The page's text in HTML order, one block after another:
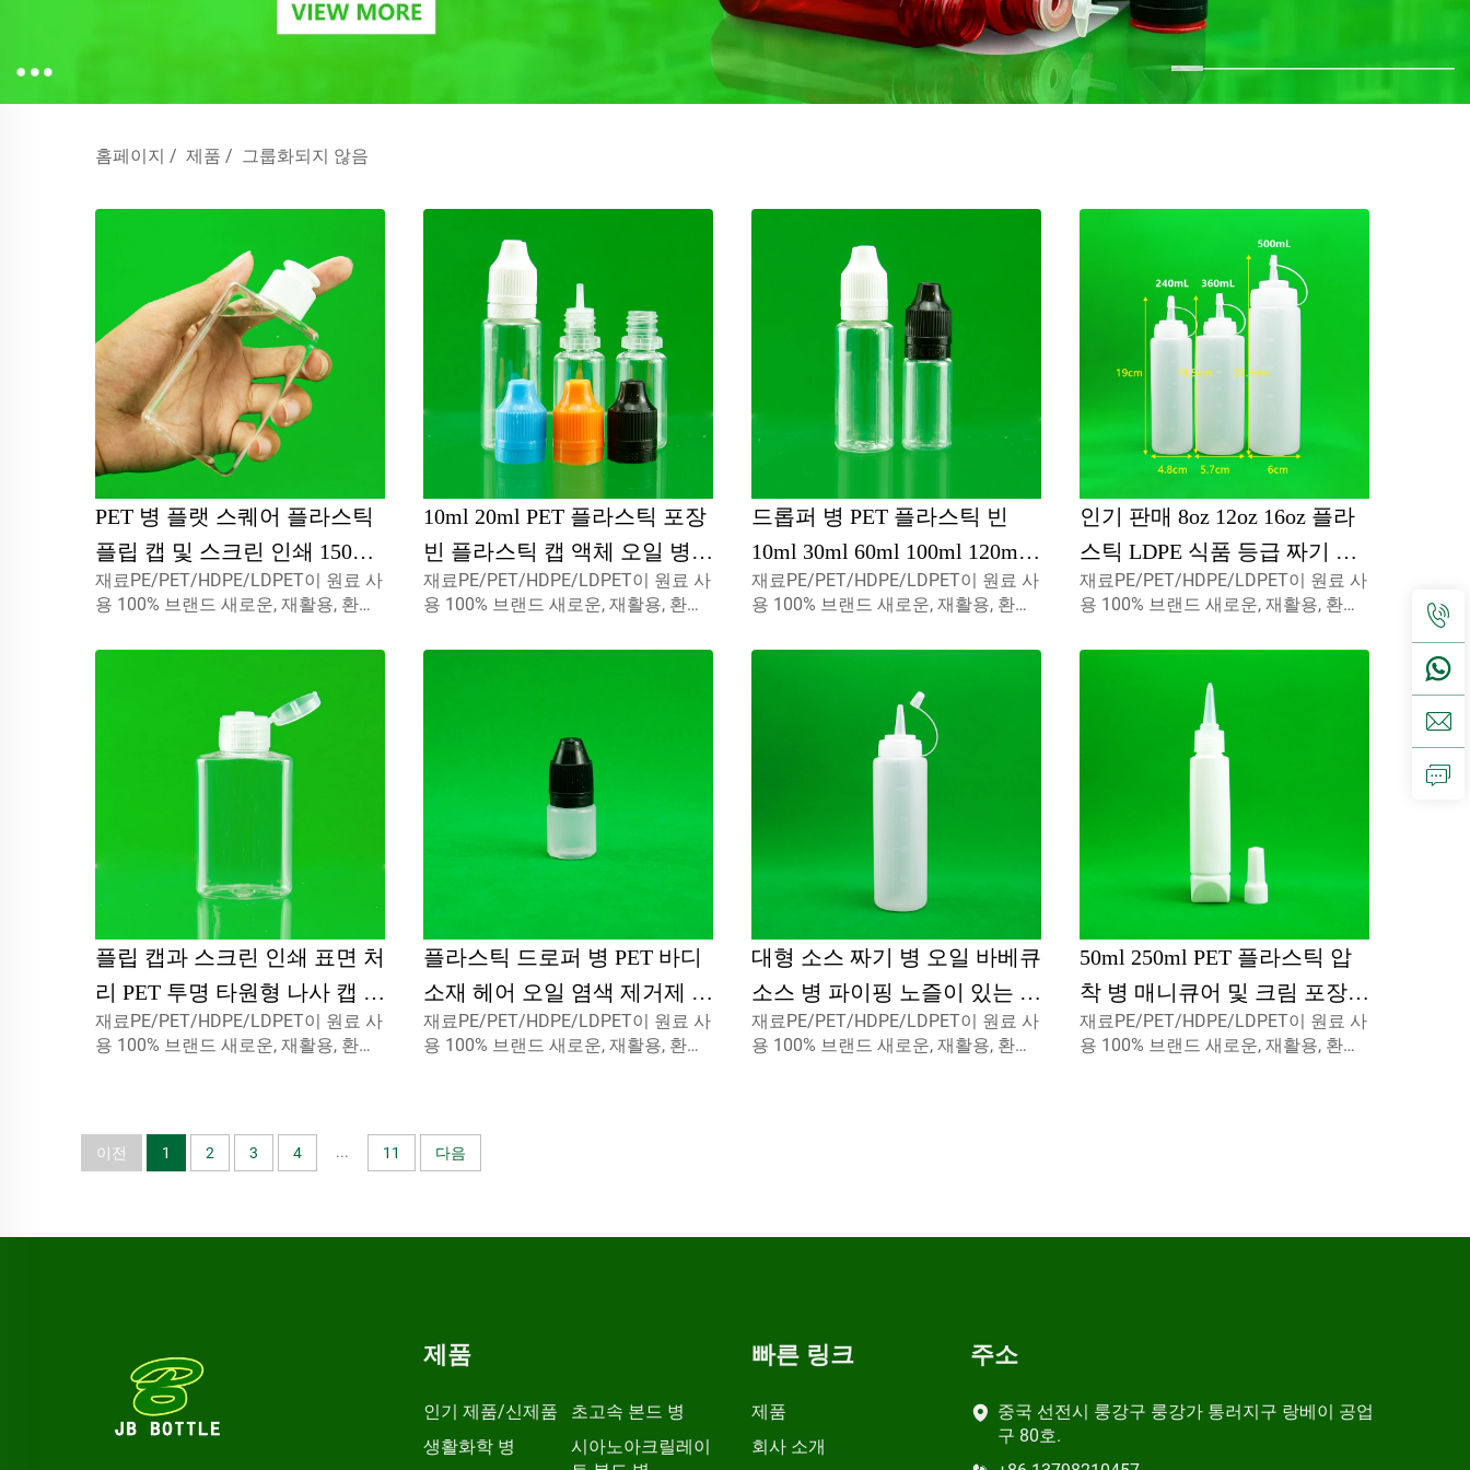
홈페이지 / 제품 / 그룹화되지 않음
PET 병 플랫 스퀘어 플라스틱
플립 캡 및 스크린 인쇄 150ml
화장품 포장 투명 타원형 나사
캡 PET 병
재료PE/PET/HDPE/LDPET이 원료 사
용 100% 브랜드 새로운, 재활용, 환경
수 있습니다.
10ml 20ml PET 플라스틱 포장
빈 플라스틱 캡 액체 오일 병
아동 보호 캡 포함
재료PE/PET/HDPE/LDPET이 원료 사
용 100% 브랜드 새로운, 재활용, 환경
수 있습니다.
드롭퍼 병 PET 플라스틱 빈
10ml 30ml 60ml 100ml 120ml
액체 오일 블랙 블랙 팁 식품
스크린 인쇄 무료 샘플
재료PE/PET/HDPE/LDPET이 원료 사
용 100% 브랜드 새로운, 재활용, 환경
수 있습니다.
인기 판매 8oz 12oz 16oz 플라
스틱 LDPE 식품 등급 짜기 소
스 병 샐러드 소스 잼 병 긴 얇
은 팁
재료PE/PET/HDPE/LDPET이 원료 사
용 100% 브랜드 새로운, 재활용, 환경
수 있습니다.
플립 캡과 스크린 인쇄 표면 처
리 PET 투명 타원형 나사 캡 접
착제 및 실런트가 있는 50ml
화장품 포장 병
재료PE/PET/HDPE/LDPET이 원료 사
용 100% 브랜드 새로운, 재활용, 환경
플라스틱 드로퍼 병 PET 바디
소재 헤어 오일 염색 제거제 미
니 PE 도매 빈 흰색 화장품 스
크린 인쇄 2500
재료PE/PET/HDPE/LDPET이 원료 사
용 100% 브랜드 새로운, 재활용, 환경
대형 소스 짜기 병 오일 바베큐
소스 병 파이핑 노즐이 있는 식
품 등급 포장
재료PE/PET/HDPE/LDPET이 원료 사
용 100% 브랜드 새로운, 재활용, 환경
50ml 250ml PET 플라스틱 압
착 병 매니큐어 및 크림 포장용
슈퍼 글루 소프트 터치 캡 밀봉
재료PE/PET/HDPE/LDPET이 원료 사
용 100% 브랜드 새로운, 재활용, 환경
이전 1 2 3 4 ... 11 다음
제품
인기 제품/신제품
초고속 본드 병
생활화학 병
시아노아크릴레이
빠른 링크
제품
회사 소개
주소
중국 선전시 룽강구 룽강가 통러지구 랑베이 공업
구 80호.